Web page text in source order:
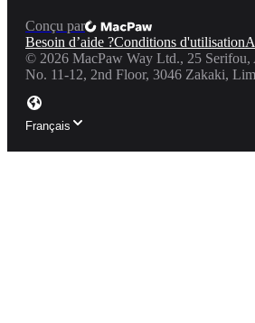
Conçu par
Besoin d’aide ?Conditions d'utilisation
© 2026 MacPaw Way Ltd., 25
No. 11-12, 2nd Floor, 3046 Zakaki,
Français